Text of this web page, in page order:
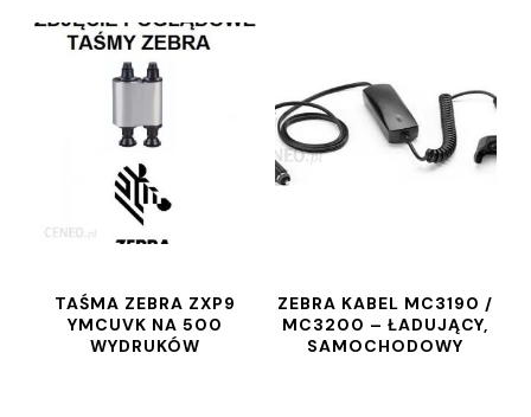
TAŚMA ZEBRA ZXP9
YMCUVK NA 500
WYDRUKÓW
ZEBRA KABEL MC3190 /
MC3200 – ŁADUJĄCY,
SAMOCHODOWY